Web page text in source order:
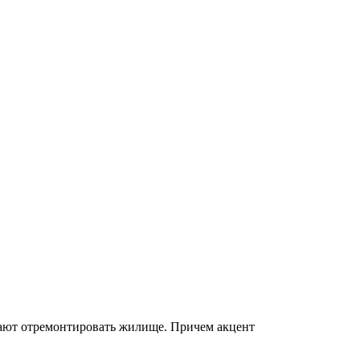
отремонтировать жилище. Причем акцент